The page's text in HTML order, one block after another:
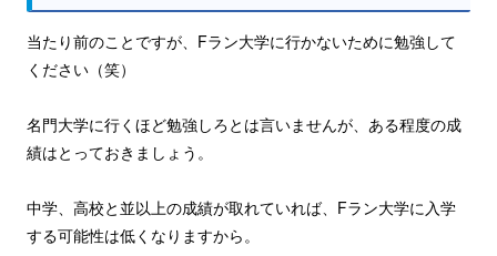
当たり前のことですが、Fラン大学に行かないために勉強して
ください（笑）
名門大学に行くほど勉強しろとは言いませんが、ある程度の成
績はとっておきましょう。
中学、高校と並以上の成績が取れていれば、Fラン大学に入学
する可能性は低くなりますから。